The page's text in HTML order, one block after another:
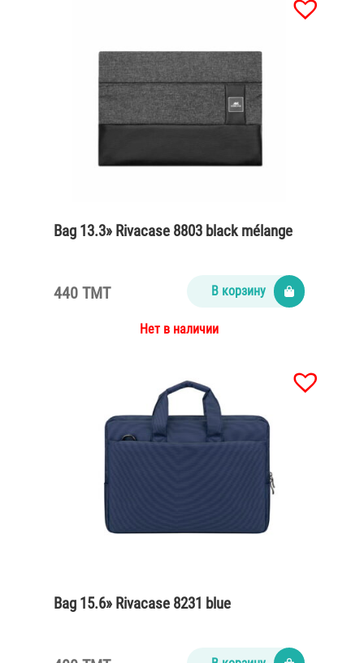
Bag 13.3» Rivacase 8803 black mélange
440 TMT В корзину
Нет в наличии
Bag 15.6» Rivacase 8231 blue